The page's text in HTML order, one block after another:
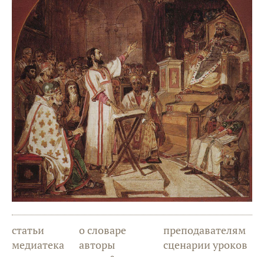
статьи
медиатека
о словаре
авторы
преподавателям
сценарии уроков